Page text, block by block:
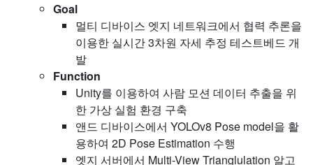
Goal
멀티 디바이스 엣지 네트워크에서 협력 추론을
이용한 실시간 3차원 자세 추정 테스트베드 개
발
Function
Unity를 이용하여 사람 모션 데이터 추출을 위
한 가상 실험 환경 구축
앤드 디바이스에서 YOLOv8 Pose model을 활
용하여 2D Pose Estimation 수행
엣지 서버에서 Multi-View Trianglulation 알고